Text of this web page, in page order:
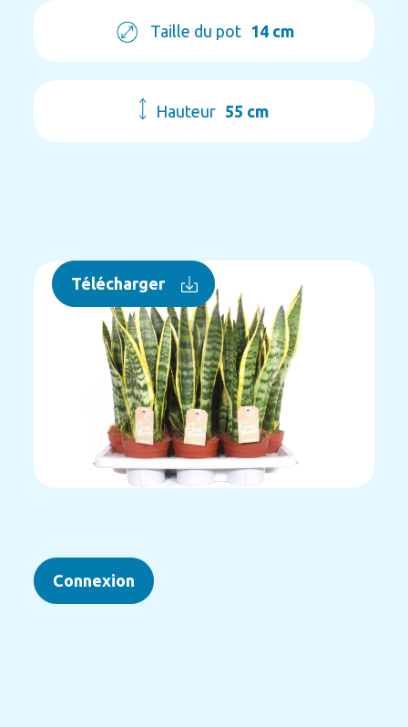
Taille du pot 14 cm
Hauteur 55 cm
Télécharger
Connexion